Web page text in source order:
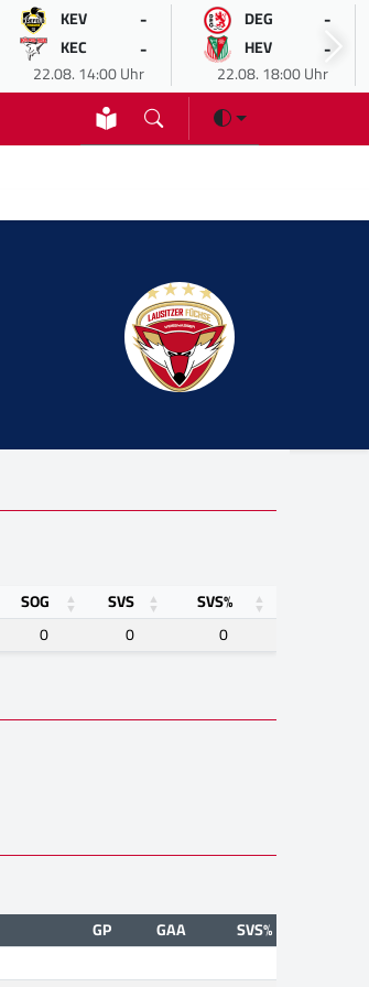
KEV -
KEC -
22.08. 14:00 Uhr
DEG -
HEV -
22.08. 18:00 Uhr
SOG SVS
SVS%
0 0 0
GP GAA
SVS%